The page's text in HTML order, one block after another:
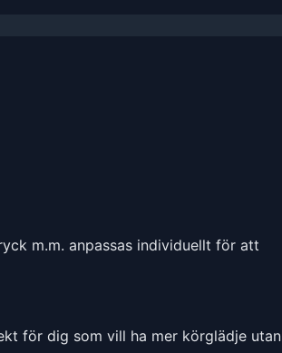
m.m. anpassas individuellt för att
för dig som vill ha mer körglädje utan